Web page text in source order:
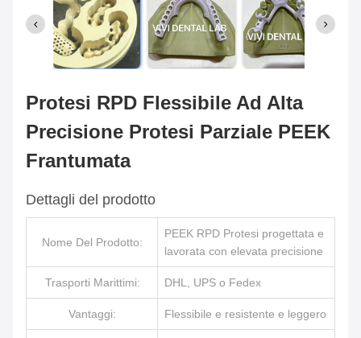
Protesi RPD Flessibile Ad Alta
Precisione Protesi Parziale PEEK
Frantumata
Dettagli del prodotto
Nome Del Prodotto:
PEEK RPD Protesi progettata e
lavorata con elevata precisione
Trasporti Marittimi: DHL, UPS o Fedex
Vantaggi: Flessibile e resistente e leggero